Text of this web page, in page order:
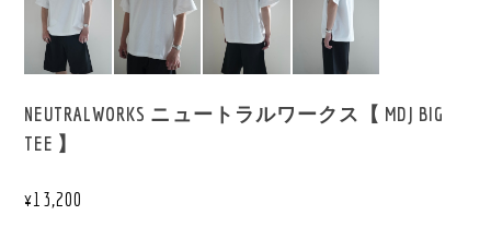
NEUTRALWORKS ニュートラルワークス【 MDJ BIG
TEE 】
¥13,200